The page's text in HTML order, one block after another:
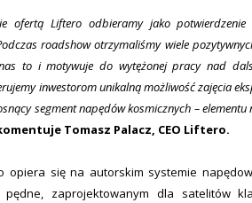
ofertą Liftero odbieramy jako
roadshow otrzymaliśmy wiele
to i motywuje do wytężonej pracy nad
inwestorom unikalną możliwość zajęcia
segment napędów kosmicznych –
Tomasz Palacz, CEO Liftero.
się na autorskim systemie
pędne, zaprojektowanym dla satelitów